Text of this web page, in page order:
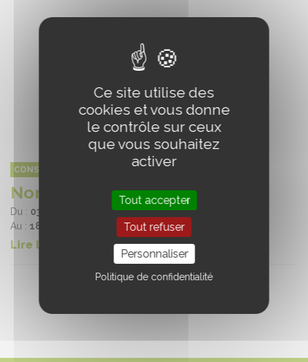
CONSEIL DES CHEVAUX DE NORMANDIE
Normandy Summer Tour
Du : 03/05/2024
Au : 18/08/2024
Lire la suite
Ce site utilise des
cookies et vous donne
le contrôle sur ceux
que vous souhaitez
activer
Tout accepter
Tout refuser
Personnaliser
Politique de confidentialité